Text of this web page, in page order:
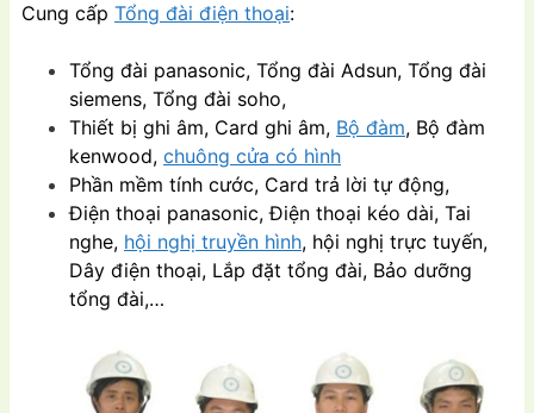
Cung cấp Tổng đài điện thoại:
Tổng đài panasonic, Tổng đài Adsun, Tổng đài
siemens, Tổng đài soho,
Thiết bị ghi âm, Card ghi âm, Bộ đàm, Bộ đàm
kenwood, chuông cửa có hình
Phần mềm tính cước, Card trả lời tự động,
Điện thoại panasonic, Điện thoại kéo dài, Tai
nghe, hội nghị truyền hình, hội nghị trực tuyến,
Dây điện thoại, Lắp đặt tổng đài, Bảo dưỡng
tổng đài,…